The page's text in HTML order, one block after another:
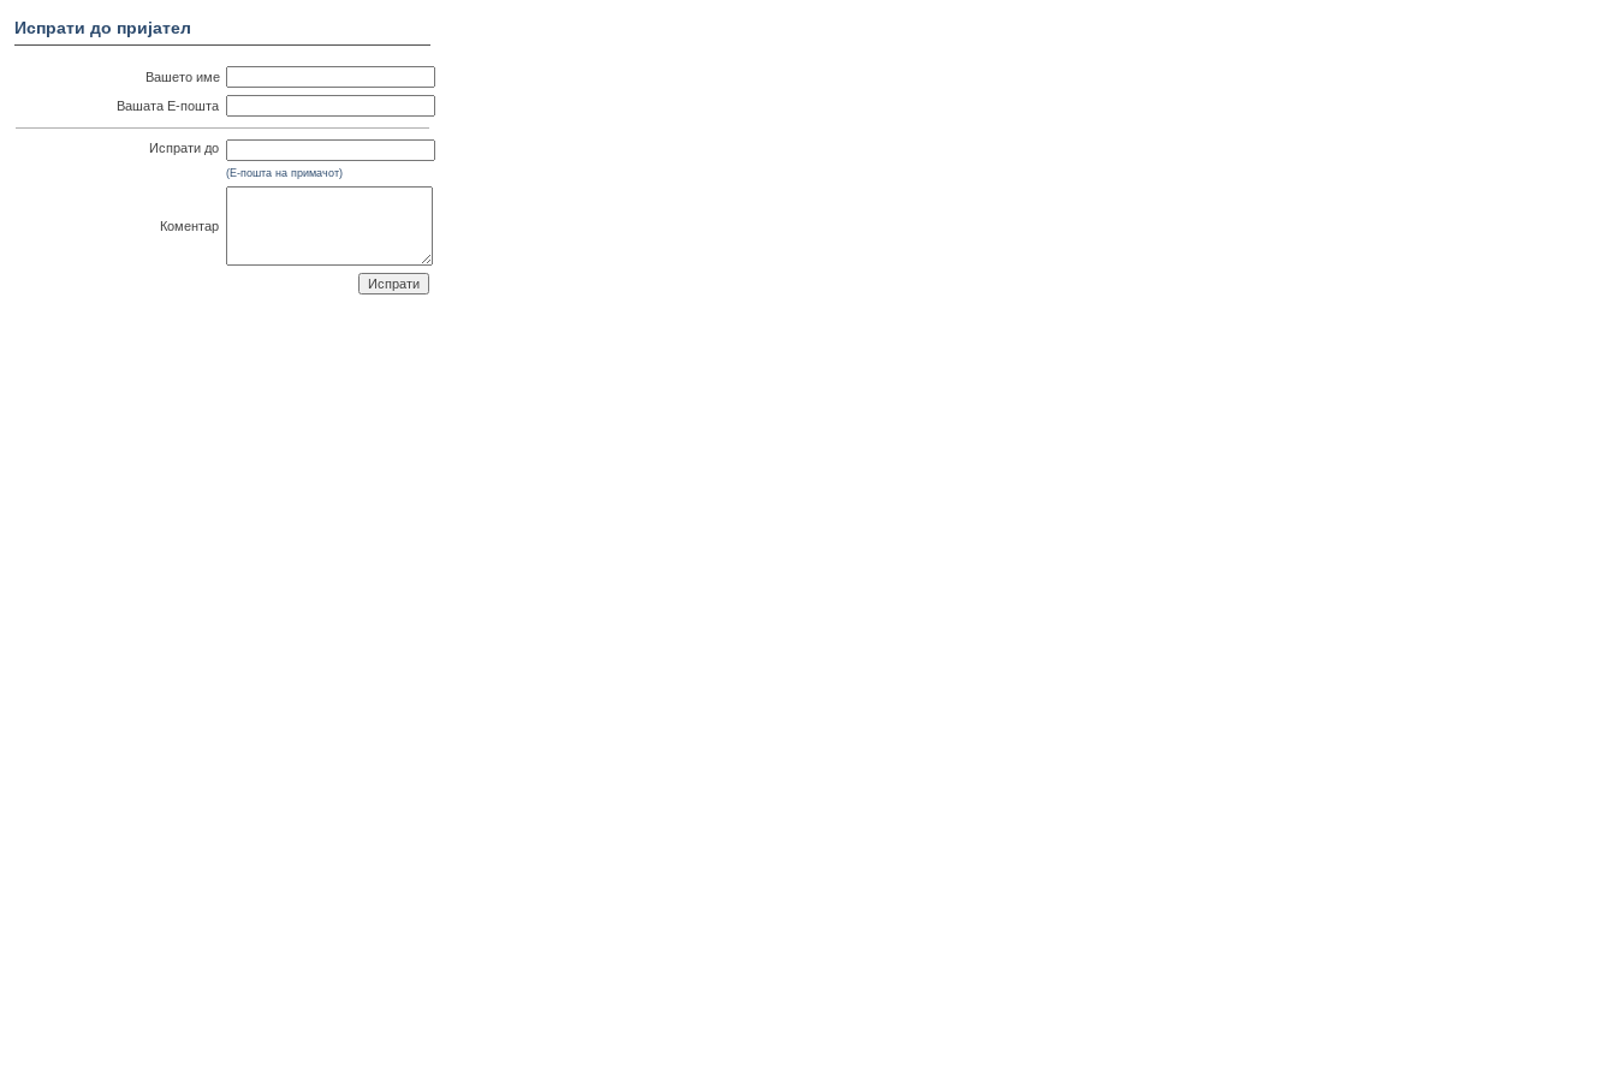
Испрати до пријател
Вашето име
Вашата Е-пошта
Испрати до
(Е-пошта на примачот)
Коментар